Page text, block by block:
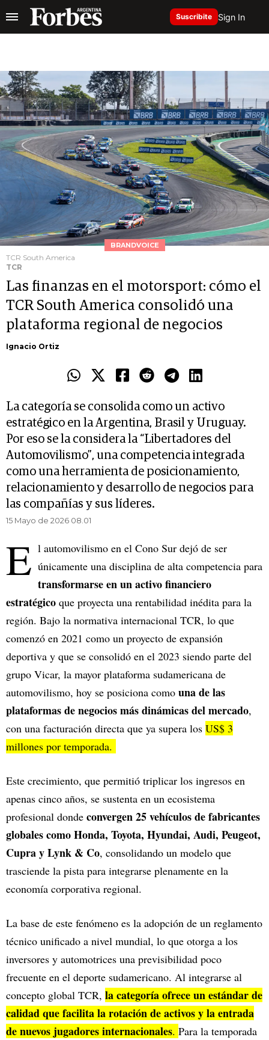
Suscribite Sign In
BRANDVOICE
TCR South America
TCR
Las finanzas en el motorsport: cómo el
TCR South America consolidó una
plataforma regional de negocios
Ignacio Ortiz
La categoría se consolida como un activo
estratégico en la Argentina, Brasil y Uruguay.
Por eso se la considera la “Libertadores del
Automovilismo”, una competencia integrada
como una herramienta de posicionamiento,
relacionamiento y desarrollo de negocios para
las compañías y sus líderes.
15 Mayo de 2026 08.01
E l automovilismo en el Cono Sur dejó de ser
únicamente una disciplina de alta competencia para
transformarse en un activo financiero
estratégico que proyecta una rentabilidad inédita para la
región. Bajo la normativa internacional TCR, lo que
comenzó en 2021 como un proyecto de expansión
deportiva y que se consolidó en el 2023 siendo parte del
grupo Vicar, la mayor plataforma sudamericana de
automovilismo, hoy se posiciona como una de las
plataformas de negocios más dinámicas del mercado,
con una facturación directa que ya supera los US$ 3
millones por temporada.
Este crecimiento, que permitió triplicar los ingresos en
apenas cinco años, se sustenta en un ecosistema
profesional donde convergen 25 vehículos de fabricantes
globales como Honda, Toyota, Hyundai, Audi, Peugeot,
Cupra y Lynk & Co, consolidando un modelo que
trasciende la pista para integrarse plenamente en la
economía corporativa regional.
La base de este fenómeno es la adopción de un reglamento
técnico unificado a nivel mundial, lo que otorga a los
inversores y automotrices una previsibilidad poco
frecuente en el deporte sudamericano. Al integrarse al
concepto global TCR, la categoría ofrece un estándar de
calidad que facilita la rotación de activos y la entrada
de nuevos jugadoresinternacionales. Para la temporada